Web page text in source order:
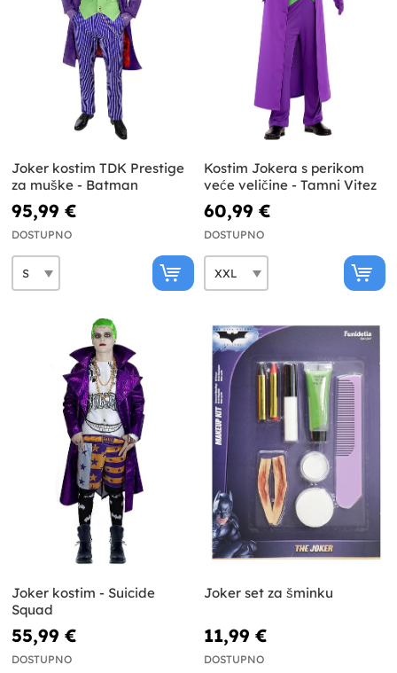
Joker kostim TDK Prestige
za muške - Batman
95,99 €
DOSTUPNO
Kostim Jokera s perikom
veće veličine - Tamni Vitez
60,99 €
DOSTUPNO
Joker kostim - Suicide
Squad
55,99 €
DOSTUPNO
Joker set za šminku
11,99 €
DOSTUPNO